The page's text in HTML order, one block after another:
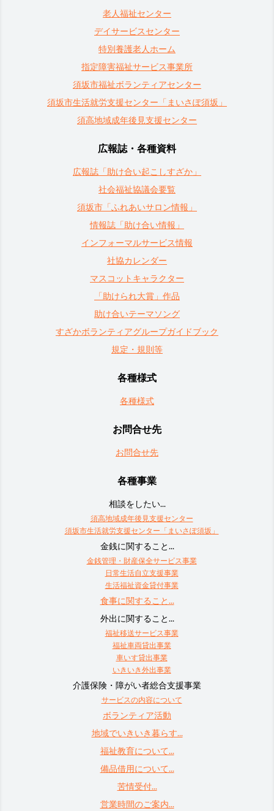
老人福祉センター
デイサービスセンター
特別養護老人ホーム
指定障害福祉サービス事業所
須坂市福祉ボランティアセンター
須坂市生活就労支援センター「まいさぽ須坂」
須高地域成年後見支援センター
広報誌・各種資料
広報誌「助け合い起こしすざか」
社会福祉協議会要覧
須坂市「ふれあいサロン情報」
情報誌「助け合い情報」
インフォーマルサービス情報
社協カレンダー
マスコットキャラクター
「助けられ大賞」作品
助け合いテーマソング
すざかボランティアグループガイドブック
規定・規則等
各種様式
各種様式
お問合せ先
お問合せ先
各種事業
相談をしたい...
須高地域成年後見支援センター
須坂市生活就労支援センター「まいさぽ須坂」
金銭に関すること...
金銭管理・財産保全サービス事業
日常生活自立支援事業
生活福祉資金貸付事業
食事に関すること...
外出に関すること...
福祉移送サービス事業
福祉車両貸出事業
車いす貸出事業
いきいき外出事業
介護保険・障がい者総合支援事業
サービスの内容について
ボランティア活動
地域でいきいき暮らす...
福祉教育について...
備品借用について...
苦情受付...
営業時間のご案内...